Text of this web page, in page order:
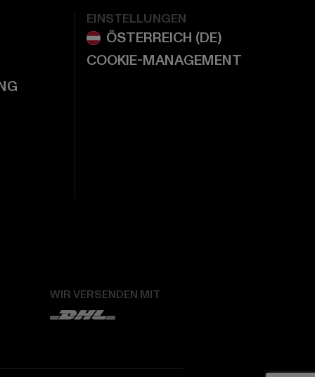
EINSTELLUNGEN
COOKIE-MANAGEMENT
WIR VERSENDEN MIT